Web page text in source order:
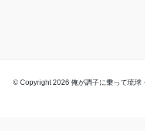
© Copyright 2026 俺が調子に乗って琉球